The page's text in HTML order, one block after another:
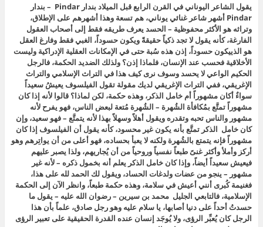
يقول الشاعر اليوناني في القرن الرابع قبل الميلاد بندار Pindar – بندار
Pindar أشهر شاعر غنائي يوناني، هم تسعة وهذا أشهرهم على الإطلاق،
وتراثه هو الأكثر محفوظية – الحسد يعرف طريقه فقط إلى أصحاب العقول
الفارغة، كأنه يقول لا تجد ذكياً حقيقةً ويكون حسوداً، الغبي فقط وفارغ العقل
هو الذييكون حسوداً، إذن هذه سُبة حتى في الإمكانات العقلية الإدراكية وليست
الأخلاقية فحسب عند الإنسان، فلماذا إذن؟ ولذلك الضديد الحكمة، فالرجل
الحكيم الواعي لا يحسد وسوف نرى كيف هذا في التراث الإسلامي والتراث
الإغريقي، ففي التراث الإغريقي لديك مقولة تقول الفيلسوف يعيشُ سعيداً
سواءٌ أكان مشهوراً أم خامل الذكر، وهذه حكمة، لكن لماذا؟ قالوا لأنه إذا كان
مشهوراً تمتَّع بمُكافأة الشُهرة – الشُهرة مُتعة لبعض الناس، فهو يفرح لأنه
مشهور والناس تحبه وتقدره ويقول أهلاً وسهلاً بهذا لأنه يتمتَّع – فهو سعيد، وإن
كان خامل الذكر تمتَّع بأنه يكون غير محسود، كأنه يقول أن الفيلسوف إذا كان
مشهوراً فإنه يتمتع بالشُهرة ولكنه لا يعبأ بحساده، فهو أعلى من أن يواتِرهم وهو
أركز وأملأ وأكثر غنىً طبعاً نفسياً وروحياً من أن يُجاريهم، ولذا يصبر عليهم
فيعيش سعيداً أيضاً، وإذا كان خامل الذكر يعلم أنه بخمول ذكره – لأنه غير
مشهور – ينجو من عضات ولدغات الحساد، ويقول لك الحمد لله على هذا،
فغنيمة كُبرى أنني أعيش في سلامة، وهذه حكمة طبعاً، وانظر الآن إلى الحكمة
الإسلامية، فالتابعي الجليل محمد بن سيرين – رضوان الله عليه – يقول ما
حسدتُ أحداً على دنيا أصابها، يا سلام عليه وهو رجل صادق، علماً بأن هذا
الرجل كان يُعبِّر الرؤى، ولا يُوجَد إنسان عنده القدرة الحقيقية على تعبير الرؤى